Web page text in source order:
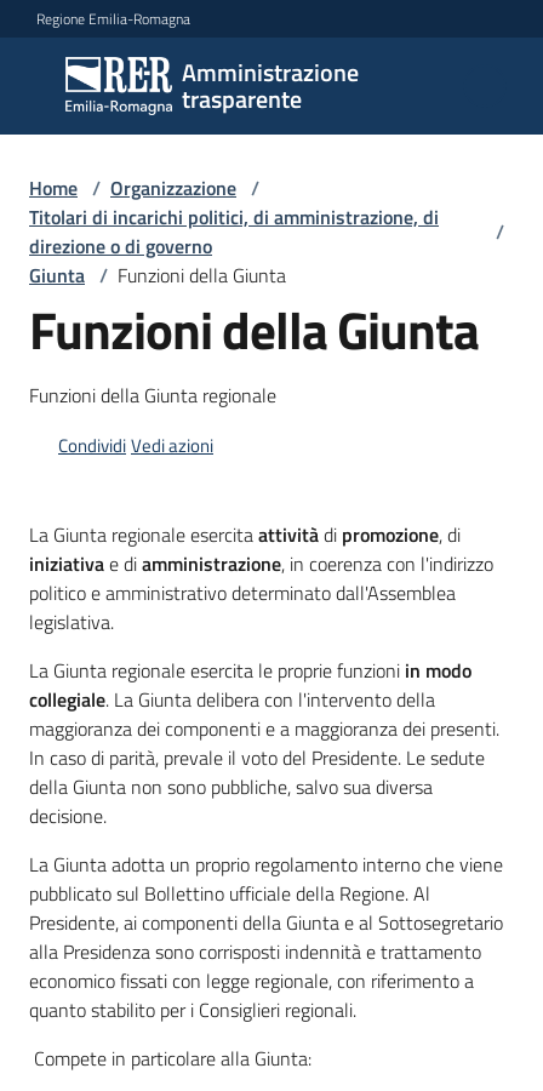
Vai al contenuto
Vai alla navigazione
Vai al footer
Regione Emilia-Romagna
Amministrazione
trasparente
Amministrazione
trasparente
Sottosezioni
Accesso
Home / Organizzazione /
Titolari di incarichi politici, di amministrazione, di
direzione o di governo
/
Giunta / Funzioni della Giunta
Funzioni della Giunta
Funzioni della Giunta regionale
CondividiVedi azioni
La Giunta regionale esercitaattivitàdi promozione, di
iniziativae diamministrazione, in coerenza con l'indirizzo
politico e amministrativo determinato dall'Assemblea
legislativa.
La Giunta regionale esercita le proprie funzioni in modo
collegiale. La Giunta delibera con l'intervento della
maggioranza dei componenti e a maggioranza dei presenti.
In caso di parità, prevale il voto del Presidente. Le sedute
della Giunta non sono pubbliche, salvo sua diversa
decisione.
La Giunta adotta un proprio regolamento interno che viene
pubblicato sul Bollettino ufficiale della Regione. Al
Presidente, ai componenti della Giunta e al Sottosegretario
alla Presidenza sono corrisposti indennità e trattamento
economico fissati con legge regionale, con riferimento a
quanto stabilito per i Consiglieri regionali.
Compete in particolare alla Giunta: